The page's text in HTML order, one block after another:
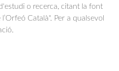
o recerca, citant la font
Català". Per a qualsevol